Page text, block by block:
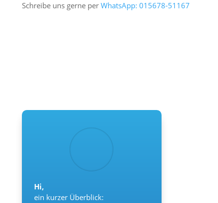
Schreibe uns gerne per WhatsApp: 015678-51167
Hi,
ein kurzer Überblick: